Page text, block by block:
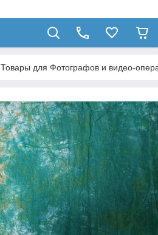
Товары для Фотографов и видео-